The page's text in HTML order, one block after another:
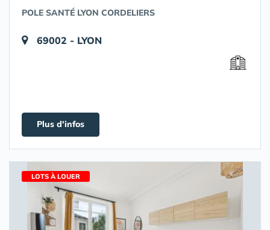
POLE SANTÉ LYON CORDELIERS
69002 - LYON
Plus d'infos
LOTS À LOUER